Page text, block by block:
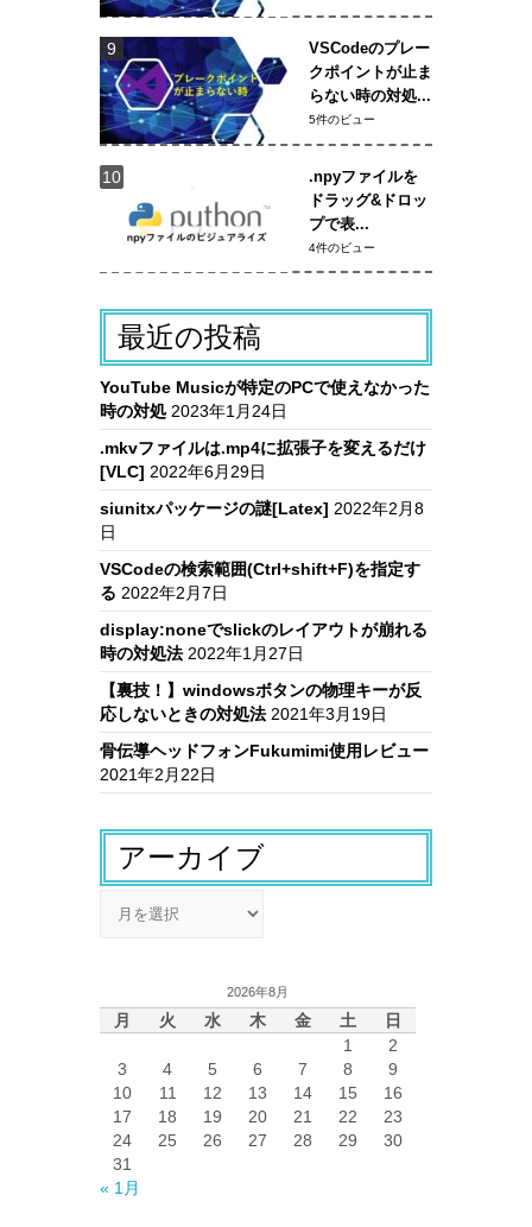
VSCodeのプレー
クポイントが止ま
らない時の対処...
5件のビュー
.npyファイルを
ドラッグ&ドロッ
プで表...
4件のビュー
最近の投稿
YouTube Musicが特定のPCで使えなかった
時の対処 2023年1月24日
.mkvファイルは.mp4に拡張子を変えるだけ
[VLC] 2022年6月29日
siunitxパッケージの謎[Latex] 2022年2月8
日
VSCodeの検索範囲(Ctrl+shift+F)を指定す
る 2022年2月7日
display:noneでslickのレイアウトが崩れる
時の対処法 2022年1月27日
【裏技！】windowsボタンの物理キーが反
応しないときの対処法 2021年3月19日
骨伝導ヘッドフォンFukumimi使用レビュー
2021年2月22日
アーカイブ
2026年8月
月 火 水 木 金 土
日
1
2
3
4 5 6 7 8
9
10
11 12 13 14 15
16
17
18 19 20 21 22
23
24
25 26 27 28 29
30
31
« 1月